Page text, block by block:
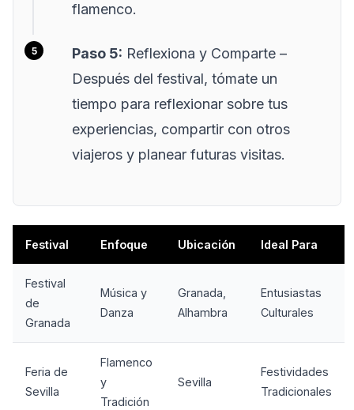
flamenco.
Paso 5: Reflexiona y Comparte –
Después del festival, tómate un
tiempo para reflexionar sobre tus
experiencias, compartir con otros
viajeros y planear futuras visitas.
Festival Enfoque Ubicación Ideal Para
Festival
de
Granada
Música y
Danza
Granada,
Alhambra
Entusiastas
Culturales
Feria de
Sevilla
Flamenco
y
Tradición
Sevilla
Festividades
Tradicionales